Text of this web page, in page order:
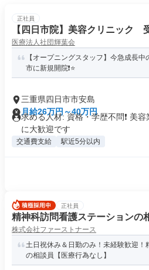
正社員
【四日市院】美容クリニック
医療法人社団輝葉会
【オープニングスタッフ】今急成長
市に新規開院❗⭐
三重県四日市市安島
月給26万円～40万円
求める人材: 資格・学歴不問❗ 美
に大歓迎です
交通費支給 駅近5分以内
正社員
精神科訪問看護ステーションの
株式会社ファーストナース
土日祝休み＆日勤のみ！未経験歓迎！
の相談員【医療行為なし】